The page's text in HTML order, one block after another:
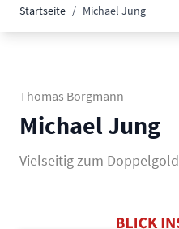
Startseite / Michael Jung
Thomas Borgmann
Michael Jung
Vielseitig zum Doppelgold